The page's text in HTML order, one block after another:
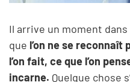
Il arrive un moment
que l’on ne se reconnaît
l’on fait, ce que l’on
incarne. Quelque chose